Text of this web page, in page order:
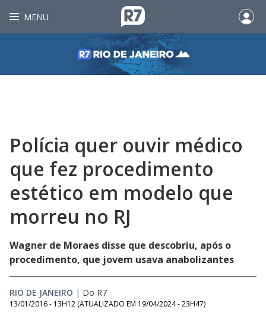
MENU
Polícia quer ouvir médico
que fez procedimento
estético em modelo que
morreu no RJ
Wagner de Moraes disse que descobriu, após o
procedimento, que jovem usava anabolizantes
RIO DE JANEIRO | Do R7
13/01/2016 - 13H12 (ATUALIZADO EM 19/04/2024 - 23H47)